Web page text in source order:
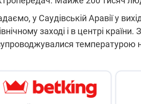
у Саудівській Аравії у
заході і в центрі
температурою
Підтримай
виграй